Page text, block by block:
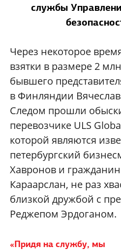
службы
Через некоторое
взятки в размере 2
бывшего
в Финляндии
Следом прошли
перевозчике ULS
которой являются
петербургский
Хавронов и
Караарслан, не раз
близкой дружбой с
Реджепом Эрдоганом.
«Придя на службу, мы